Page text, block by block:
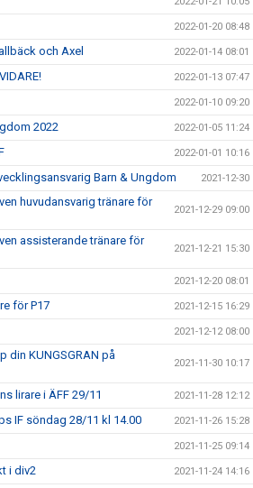
2022-01-20 08:48
och Axel 2022-01-14 08:01
2022-01-13 07:47
2022-01-10 09:20
2022 2022-01-05 11:24
2022-01-01 10:16
Barn & Ungdom 2021-12-30
huvudansvarig tränare för
2021-12-29 09:00
assisterande tränare för
2021-12-21 15:30
2021-12-20 08:01
för P17 2021-12-15 16:29
2021-12-12 08:00
din KUNGSGRAN på
2021-11-30 10:17
lirare i ÄFF 29/11 2021-11-28 12:12
IF söndag 28/11 kl 14.00 2021-11-26 15:28
2021-11-25 09:14
i div2 2021-11-24 14:16